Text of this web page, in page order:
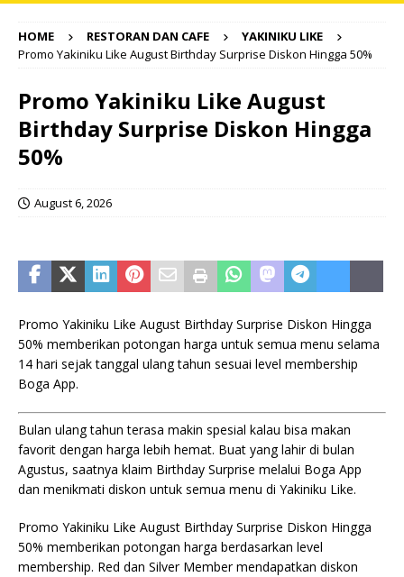
HOME RESTORAN DAN CAFE
YAKINIKU LIKE
Promo Yakiniku Like August Birthday Surprise Diskon Hingga 50%
Promo Yakiniku Like August
Birthday Surprise Diskon Hingga
50%
August 6, 2026
Promo Yakiniku Like August Birthday Surprise Diskon Hingga
50% memberikan potongan harga untuk semua menu selama
14 hari sejak tanggal ulang tahun sesuai level membership
Boga App.
Bulan ulang tahun terasa makin spesial kalau bisa makan
favorit dengan harga lebih hemat. Buat yang lahir di bulan
Agustus, saatnya klaim Birthday Surprise melalui Boga App
dan menikmati diskon untuk semua menu di Yakiniku Like.
Promo Yakiniku Like August Birthday Surprise Diskon Hingga
50% memberikan potongan harga berdasarkan level
membership. Red dan Silver Member mendapatkan diskon